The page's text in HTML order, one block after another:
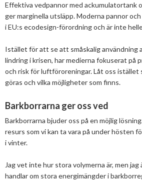
Januari
Februari
April
April
Februari
Januari
Januari
Augusti
April
Mars
Januari
September
Juli
Juni
April
Mars
Januari
Oktober
September
Augusti
Juli
Mars
Februari
Augusti
Maj
April
Februari
Januari
2013
November
Oktober
September
Maj
April
Februari
December
Oktober
Augusti
Juli
Mars
2011
December
Oktober
September
Juni
2010
November
September
December
November
Juli
2008
December
2007
Effektiva vedpannor med ackumulatortank
ger marginella utsläpp. Moderna pannor
i EU:s ecodesign-förordning och är inte
Istället för att se att småskalig användning
lindring i krisen, har medierna fokuserat på
och risk för luftföroreningar. Låt oss istället
göras och vilka möjligheter som finns.
Barkborrarna ger oss ved
Barkborrarna bjuder oss på en möjlig
resurs som vi kan ta vara på under hösten
i vinter.
Jag vet inte hur stora volymerna är, men
handlar om stora energimängder i